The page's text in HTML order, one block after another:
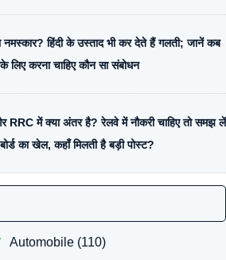
नमस्कार? हिंदी के उस्ताद भी कर देते हैं गलती; जानें कब
लिए करना चाहिए कौन सा संबोधन
RRC में क्या अंतर है? रेलवे में नौकरी चाहिए तो समझ लें
का खेल, कहाँ मिलती है बड़ी पोस्ट?
Automobile(110)